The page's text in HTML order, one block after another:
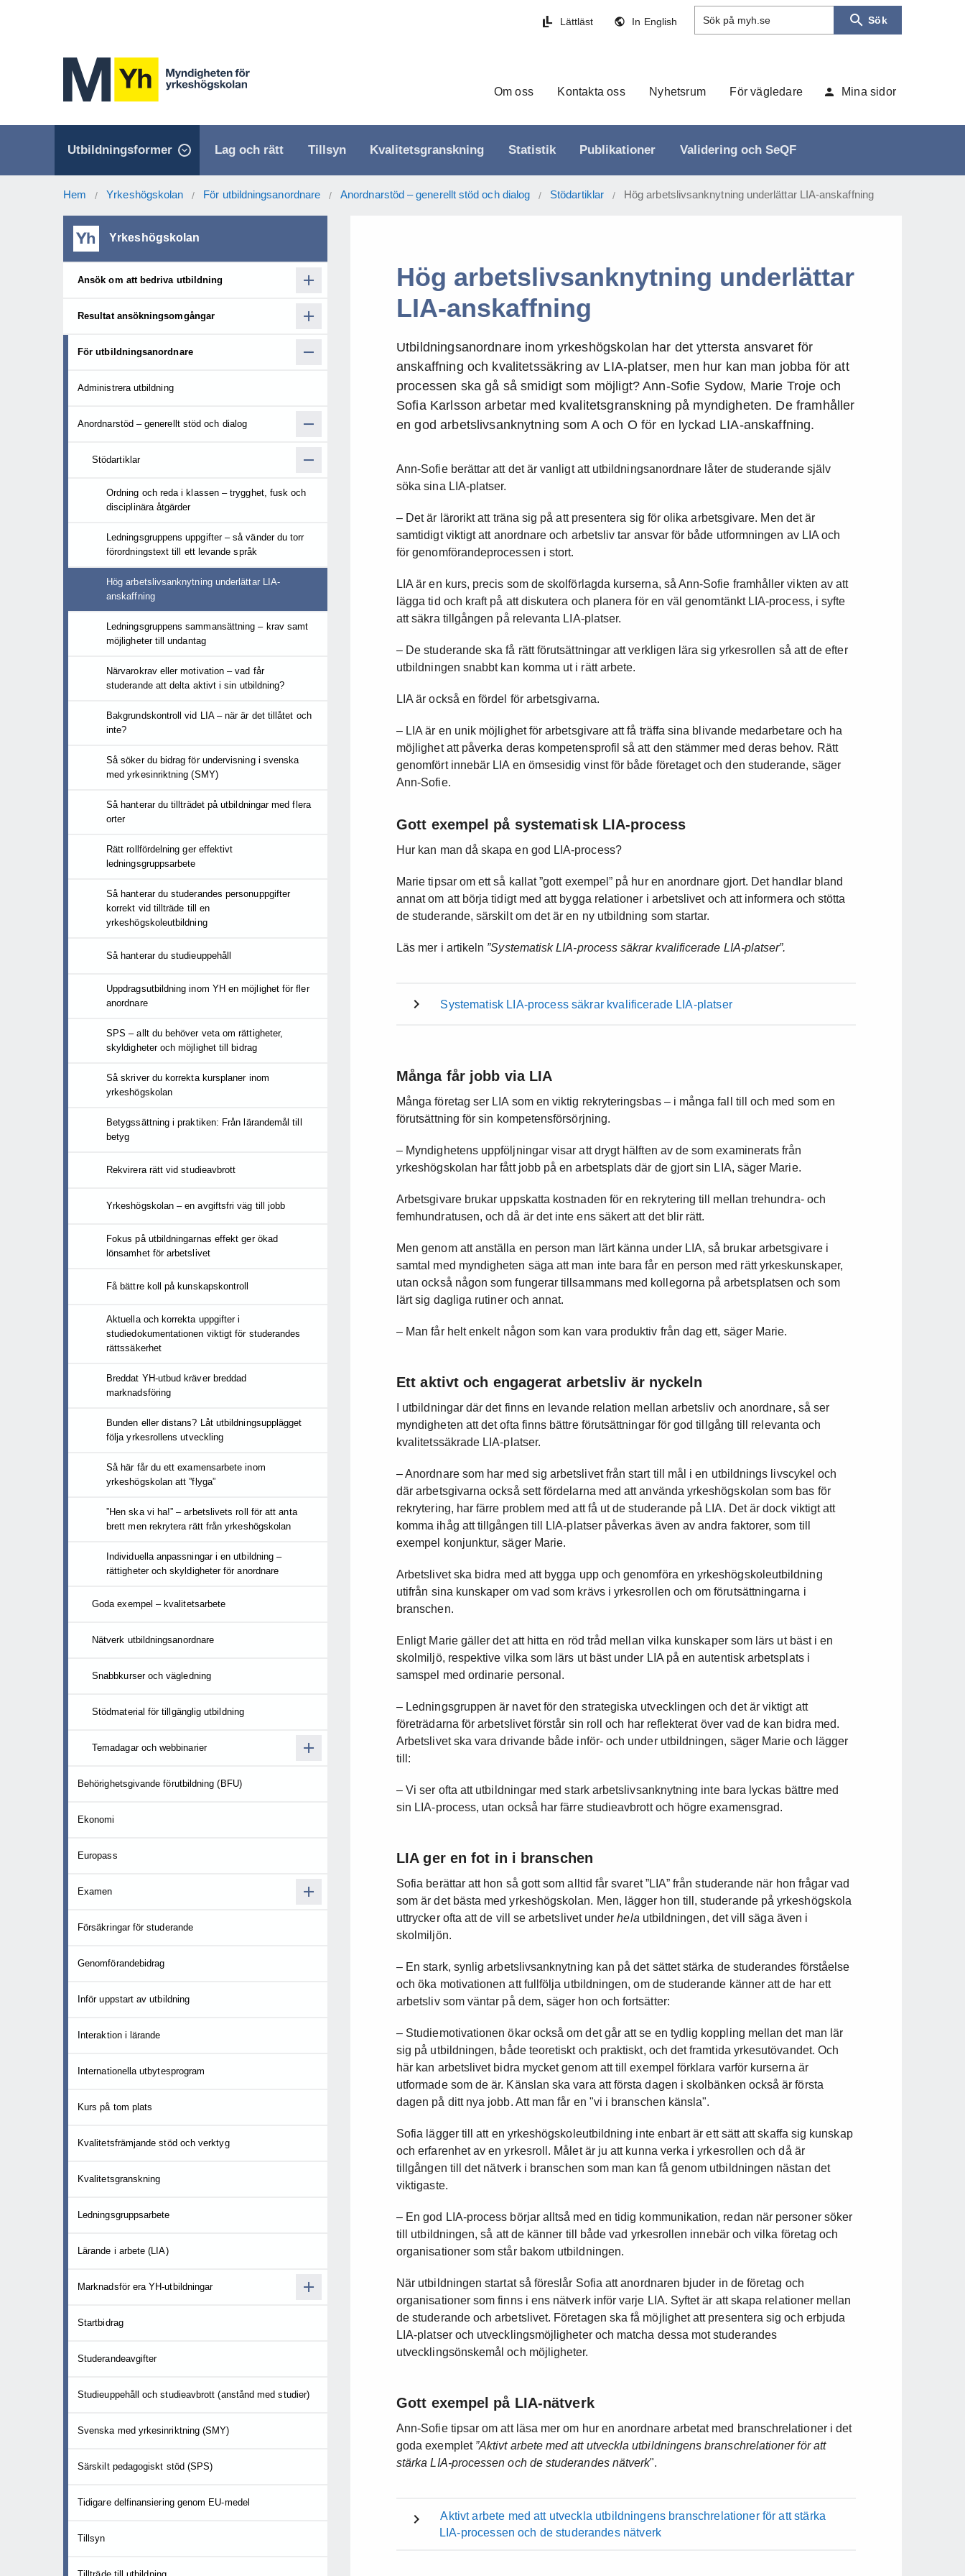
Lättläst In English Sök på myh.se Sök
Om oss Kontakta oss Nyhetsrum För vägledare Mina sidor
Utbildningsformer Lag och rätt Tillsyn Kvalitetsgranskning Statistik Publikationer Validering och SeQF
Hem / Yrkeshögskolan / För utbildningsanordnare / Anordnarstöd – generellt stöd och dialog / Stödartiklar / Hög arbetslivsanknytning underlättar LIA-anskaffning
Hög arbetslivsanknytning underlättar
LIA-anskaffning
Utbildningsanordnare inom yrkeshögskolan har det yttersta ansvaret för
anskaffning och kvalitetssäkring av LIA-platser, men hur kan man jobba för att
processen ska gå så smidigt som möjligt? Ann-Sofie Sydow, Marie Troje och
Sofia Karlsson arbetar med kvalitetsgranskning på myndigheten. De framhåller
en god arbetslivsanknytning som A och O för en lyckad LIA-anskaffning.
Ann-Sofie berättar att det är vanligt att utbildningsanordnare låter de studerande själv
söka sina LIA-platser.
– Det är lärorikt att träna sig på att presentera sig för olika arbetsgivare. Men det är
samtidigt viktigt att anordnare och arbetsliv tar ansvar för både utformningen av LIA och
för genomförandeprocessen i stort.
LIA är en kurs, precis som de skolförlagda kurserna, så Ann-Sofie framhåller vikten av att
lägga tid och kraft på att diskutera och planera för en väl genomtänkt LIA-process, i syfte
att säkra tillgången på relevanta LIA-platser.
– De studerande ska få rätt förutsättningar att verkligen lära sig yrkesrollen så att de efter
utbildningen snabbt kan komma ut i rätt arbete.
LIA är också en fördel för arbetsgivarna.
– LIA är en unik möjlighet för arbetsgivare att få träffa sina blivande medarbetare och ha
möjlighet att påverka deras kompetensprofil så att den stämmer med deras behov. Rätt
genomfört innebär LIA en ömsesidig vinst för både företaget och den studerande, säger
Ann-Sofie.
Gott exempel på systematisk LIA-process
Hur kan man då skapa en god LIA-process?
Marie tipsar om ett så kallat ”gott exempel” på hur en anordnare gjort. Det handlar bland
annat om att börja tidigt med att bygga relationer i arbetslivet och att informera och stötta
de studerande, särskilt om det är en ny utbildning som startar.
Läs mer i artikeln ”Systematisk LIA-process säkrar kvalificerade LIA-platser”.
Systematisk LIA-process säkrar kvalificerade LIA-platser
Många får jobb via LIA
Många företag ser LIA som en viktig rekryteringsbas – i många fall till och med som en
förutsättning för sin kompetensförsörjning.
– Myndighetens uppföljningar visar att drygt hälften av de som examinerats från
yrkeshögskolan har fått jobb på en arbetsplats där de gjort sin LIA, säger Marie.
Arbetsgivare brukar uppskatta kostnaden för en rekrytering till mellan trehundra- och
femhundratusen, och då är det inte ens säkert att det blir rätt.
Men genom att anställa en person man lärt känna under LIA, så brukar arbetsgivare i
samtal med myndigheten säga att man inte bara får en person med rätt yrkeskunskaper,
utan också någon som fungerar tillsammans med kollegorna på arbetsplatsen och som
lärt sig dagliga rutiner och annat.
– Man får helt enkelt någon som kan vara produktiv från dag ett, säger Marie.
Ett aktivt och engagerat arbetsliv är nyckeln
I utbildningar där det finns en levande relation mellan arbetsliv och anordnare, så ser
myndigheten att det ofta finns bättre förutsättningar för god tillgång till relevanta och
kvalitetssäkrade LIA-platser.
– Anordnare som har med sig arbetslivet från start till mål i en utbildnings livscykel och
där arbetsgivarna också sett fördelarna med att använda yrkeshögskolan som bas för
rekrytering, har färre problem med att få ut de studerande på LIA. Det är dock viktigt att
komma ihåg att tillgången till LIA-platser påverkas även av andra faktorer, som till
exempel konjunktur, säger Marie.
Arbetslivet ska bidra med att bygga upp och genomföra en yrkeshögskoleutbildning
utifrån sina kunskaper om vad som krävs i yrkesrollen och om förutsättningarna i
branschen.
Enligt Marie gäller det att hitta en röd tråd mellan vilka kunskaper som lärs ut bäst i en
skolmiljö, respektive vilka som lärs ut bäst under LIA på en autentisk arbetsplats i
samspel med ordinarie personal.
– Ledningsgruppen är navet för den strategiska utvecklingen och det är viktigt att
företrädarna för arbetslivet förstår sin roll och har reflekterat över vad de kan bidra med.
Arbetslivet ska vara drivande både inför- och under utbildningen, säger Marie och lägger
till:
– Vi ser ofta att utbildningar med stark arbetslivsanknytning inte bara lyckas bättre med
sin LIA-process, utan också har färre studieavbrott och högre examensgrad.
LIA ger en fot in i branschen
Sofia berättar att hon så gott som alltid får svaret ”LIA” från studerande när hon frågar vad
som är det bästa med yrkeshögskolan. Men, lägger hon till, studerande på yrkeshögskola
uttrycker ofta att de vill se arbetslivet underhela utbildningen, det vill säga även i
skolmiljön.
– En stark, synlig arbetslivsanknytning kan på det sättet stärka de studerandes förståelse
och öka motivationen att fullfölja utbildningen, om de studerande känner att de har ett
arbetsliv som väntar på dem, säger hon och fortsätter:
– Studiemotivationen ökar också om det går att se en tydlig koppling mellan det man lär
sig på utbildningen, både teoretiskt och praktiskt, och det framtida yrkesutövandet. Och
här kan arbetslivet bidra mycket genom att till exempel förklara varför kurserna är
utformade som de är. Känslan ska vara att första dagen i skolbänken också är första
dagen på ditt nya jobb. Att man får en "vi i branschen känsla".
Sofia lägger till att en yrkeshögskoleutbildning inte enbart är ett sätt att skaffa sig kunskap
och erfarenhet av en yrkesroll. Målet är ju att kunna verka i yrkesrollen och då är
tillgången till det nätverk i branschen som man kan få genom utbildningen nästan det
viktigaste.
– En god LIA-process börjar alltså med en tidig kommunikation, redan när personer söker
till utbildningen, så att de känner till både vad yrkesrollen innebär och vilka företag och
organisationer som står bakom utbildningen.
När utbildningen startat så föreslår Sofia att anordnaren bjuder in de företag och
organisationer som finns i ens nätverk inför varje LIA. Syftet är att skapa relationer mellan
de studerande och arbetslivet. Företagen ska få möjlighet att presentera sig och erbjuda
LIA-platser och utvecklingsmöjligheter och matcha dessa mot studerandes
utvecklingsönskemål och möjligheter.
Gott exempel på LIA-nätverk
Ann-Sofie tipsar om att läsa mer om hur en anordnare arbetat med branschrelationer i det
goda exemplet ”Aktivt arbete med att utveckla utbildningens branschrelationer för att
stärka LIA-processen och de studerandes nätverk".
Aktivt arbete med att utveckla utbildningens branschrelationer för att stärka
LIA-processen och de studerandes nätverk
Yrkeshögskolan
Ansök om att bedriva utbildning
Resultat ansökningsomgångar
För utbildningsanordnare
Administrera utbildning
Anordnarstöd – generellt stöd och dialog
Stödartiklar
Ordning och reda i klassen – trygghet, fusk och
disciplinära åtgärder
Ledningsgruppens uppgifter – så vänder du torr
förordningstext till ett levande språk
Hög arbetslivsanknytning underlättar LIA-
anskaffning
Ledningsgruppens sammansättning – krav samt
möjligheter till undantag
Närvarokrav eller motivation – vad får
studerande att delta aktivt i sin utbildning?
Bakgrundskontroll vid LIA – när är det tillåtet och
inte?
Så söker du bidrag för undervisning i svenska
med yrkesinriktning (SMY)
Så hanterar du tillträdet på utbildningar med flera
orter
Rätt rollfördelning ger effektivt
ledningsgruppsarbete
Så hanterar du studerandes personuppgifter
korrekt vid tillträde till en
yrkeshögskoleutbildning
Så hanterar du studieuppehåll
Uppdragsutbildning inom YH en möjlighet för fler
anordnare
SPS – allt du behöver veta om rättigheter,
skyldigheter och möjlighet till bidrag
Så skriver du korrekta kursplaner inom
yrkeshögskolan
Betygssättning i praktiken: Från lärandemål till
betyg
Rekvirera rätt vid studieavbrott
Yrkeshögskolan – en avgiftsfri väg till jobb
Fokus på utbildningarnas effekt ger ökad
lönsamhet för arbetslivet
Få bättre koll på kunskapskontroll
Aktuella och korrekta uppgifter i
studiedokumentationen viktigt för studerandes
rättssäkerhet
Breddat YH-utbud kräver breddad
marknadsföring
Bunden eller distans? Låt utbildningsupplägget
följa yrkesrollens utveckling
Så här får du ett examensarbete inom
yrkeshögskolan att ”flyga”
”Hen ska vi ha!” – arbetslivets roll för att anta
brett men rekrytera rätt från yrkeshögskolan
Individuella anpassningar i en utbildning –
rättigheter och skyldigheter för anordnare
Goda exempel – kvalitetsarbete
Nätverk utbildningsanordnare
Snabbkurser och vägledning
Stödmaterial för tillgänglig utbildning
Temadagar och webbinarier
Behörighetsgivande förutbildning (BFU)
Ekonomi
Europass
Examen
Försäkringar för studerande
Genomförandebidrag
Inför uppstart av utbildning
Interaktion i lärande
Internationella utbytesprogram
Kurs på tom plats
Kvalitetsfrämjande stöd och verktyg
Kvalitetsgranskning
Ledningsgruppsarbete
Lärande i arbete (LIA)
Marknadsför era YH-utbildningar
Startbidrag
Studerandeavgifter
Studieuppehåll och studieavbrott (anstånd med studier)
Svenska med yrkesinriktning (SMY)
Särskilt pedagogiskt stöd (SPS)
Tidigare delfinansiering genom EU-medel
Tillsyn